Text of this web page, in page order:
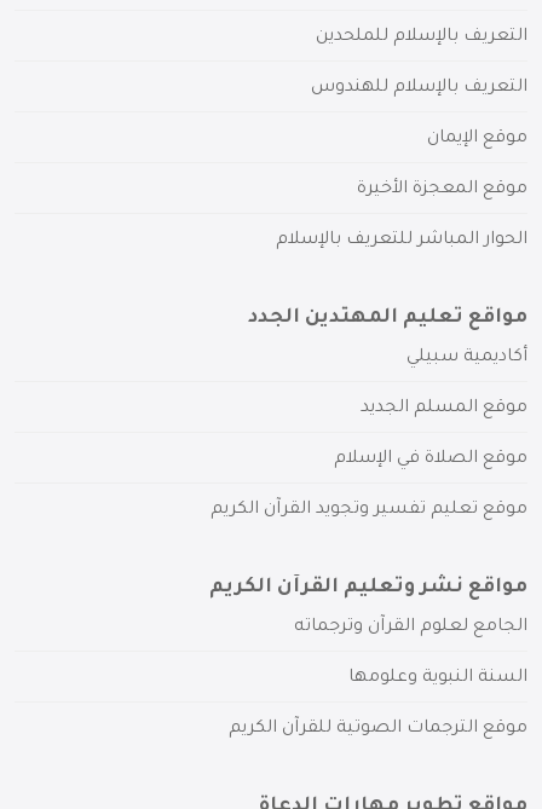
التعريف بالإسلام للملحدين
التعريف بالإسلام للهندوس
موقع الإيمان
موقع المعجزة الأخيرة
الحوار المباشر للتعريف بالإسلام
مواقع تعليم المهتدين الجدد
أكاديمية سبيلي
موقع المسلم الجديد
موقع الصلاة في الإسلام
موقع تعليم تفسير وتجويد القرآن الكريم
مواقع نشر وتعليم القرآن الكريم
الجامع لعلوم القرآن وترجماته
السنة النبوية وعلومها
موقع الترجمات الصوتية للقرآن الكريم